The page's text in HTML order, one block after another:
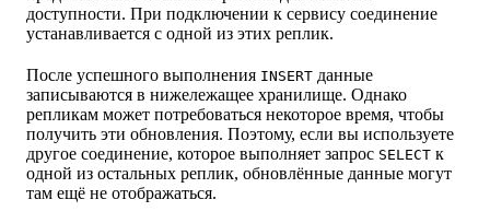
доступности. При подключении к сервису соединение
устанавливается с одной из этих реплик.
После успешного выполнения INSERT данные
записываются в нижележащее хранилище. Однако
репликам может потребоваться некоторое время, чтобы
получить эти обновления. Поэтому, если вы используете
другое соединение, которое выполняет запрос SELECT к
одной из остальных реплик, обновлённые данные могут
там ещё не отображаться.